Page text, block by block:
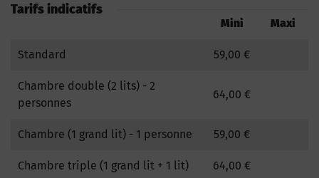
Tarifs indicatifs
Mini Maxi
Standard 59,00 €
Chambre double (2 lits) - 2
personnes
64,00 €
Chambre (1 grand lit) - 1 personne 59,00 €
Chambre triple (1 grand lit + 1 lit) 64,00 €